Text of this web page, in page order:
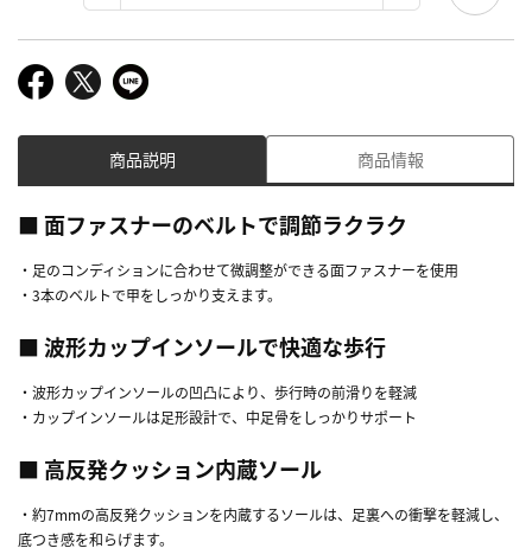
商品説明 商品情報
■ 面ファスナーのベルトで調節ラクラク
・足のコンディションに合わせて微調整ができる面ファスナーを使用
・3本のベルトで甲をしっかり支えます。
■ 波形カップインソールで快適な歩行
・波形カップインソールの凹凸により、歩行時の前滑りを軽減
・カップインソールは足形設計で、中足骨をしっかりサポート
■ 高反発クッション内蔵ソール
・約7mmの高反発クッションを内蔵するソールは、足裏への衝撃を軽減し、
底つき感を和らげます。